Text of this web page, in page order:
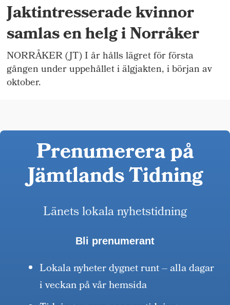
Jaktintresserade kvinnor
samlas en helg i Norråker
NORRÅKER (JT) I år hålls lägret för första
gången under uppehållet i älgjakten, i början av
oktober.
Prenumerera på
Jämtlands Tidning
Länets lokala nyhetstidning
Bli prenumerant
Lokala nyheter dygnet runt – alla dagar
i veckan på vår hemsida